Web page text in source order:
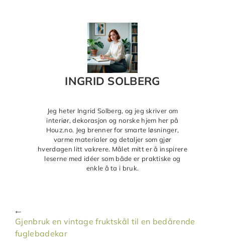
INGRID SOLBERG
Jeg heter Ingrid Solberg, og jeg skriver om
interiør, dekorasjon og norske hjem her på
Houz.no. Jeg brenner for smarte løsninger,
varme materialer og detaljer som gjør
hverdagen litt vakrere. Målet mitt er å inspirere
leserne med idéer som både er praktiske og
enkle å ta i bruk.
Gjenbruk en vintage fruktskål til en bedårende
fuglebadekar